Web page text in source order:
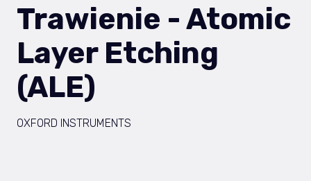
Trawienie - Atomic
Layer Etching
(ALE)
OXFORD INSTRUMENTS